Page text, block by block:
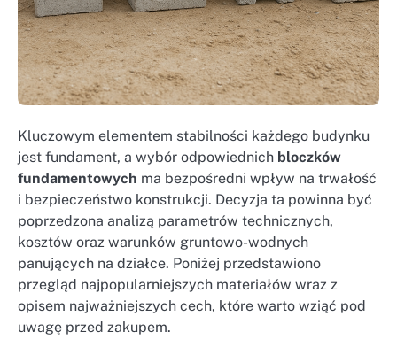
Kluczowym elementem stabilności każdego budynku
jest fundament, a wybór odpowiednich bloczków
fundamentowych ma bezpośredni wpływ na trwałość
i bezpieczeństwo konstrukcji. Decyzja ta powinna być
poprzedzona analizą parametrów technicznych,
kosztów oraz warunków gruntowo-wodnych
panujących na działce. Poniżej przedstawiono
przegląd najpopularniejszych materiałów wraz z
opisem najważniejszych cech, które warto wziąć pod
uwagę przed zakupem.